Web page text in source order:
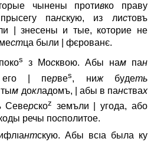
чынены противко праву
панскую, из листовъ
| знесены и тые, которие не
стца были | фєрованє.
s з Москвою. Абы нампан
| первеs, нижбyдеть
м докладомъ, | абы в панствах
Северскоz земъли | yгода, або
речы посполитое.
нтскую. Абы всıa была ку